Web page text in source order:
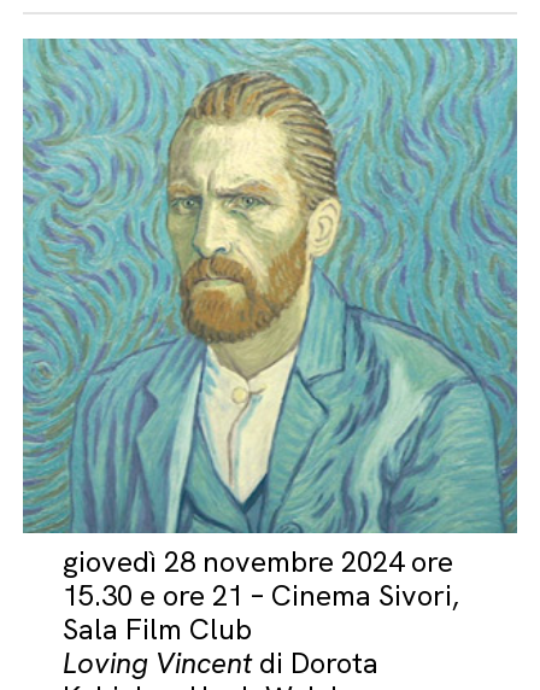
giovedì 28 novembre 2024 ore
15.30 e ore 21 – Cinema Sivori,
Sala Film Club
Loving Vincentdi Dorota